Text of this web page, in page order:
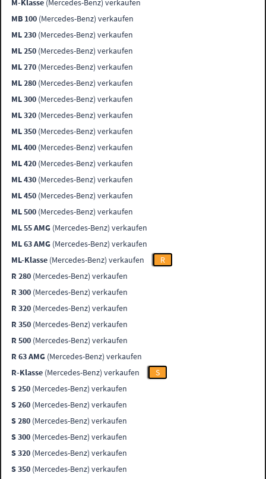
M-Klasse (Mercedes-Benz) verkaufen
MB 100 (Mercedes-Benz) verkaufen
ML 230 (Mercedes-Benz) verkaufen
ML 250 (Mercedes-Benz) verkaufen
ML 270 (Mercedes-Benz) verkaufen
ML 280 (Mercedes-Benz) verkaufen
ML 300 (Mercedes-Benz) verkaufen
ML 320 (Mercedes-Benz) verkaufen
ML 350 (Mercedes-Benz) verkaufen
ML 400 (Mercedes-Benz) verkaufen
ML 420 (Mercedes-Benz) verkaufen
ML 430 (Mercedes-Benz) verkaufen
ML 450 (Mercedes-Benz) verkaufen
ML 500 (Mercedes-Benz) verkaufen
ML 55 AMG (Mercedes-Benz) verkaufen
ML 63 AMG (Mercedes-Benz) verkaufen
ML-Klasse (Mercedes-Benz) verkaufen
R
R 280 (Mercedes-Benz) verkaufen
R 300 (Mercedes-Benz) verkaufen
R 320 (Mercedes-Benz) verkaufen
R 350 (Mercedes-Benz) verkaufen
R 500 (Mercedes-Benz) verkaufen
R 63 AMG (Mercedes-Benz) verkaufen
R-Klasse (Mercedes-Benz) verkaufen
S
S 250 (Mercedes-Benz) verkaufen
S 260 (Mercedes-Benz) verkaufen
S 280 (Mercedes-Benz) verkaufen
S 300 (Mercedes-Benz) verkaufen
S 320 (Mercedes-Benz) verkaufen
S 350 (Mercedes-Benz) verkaufen